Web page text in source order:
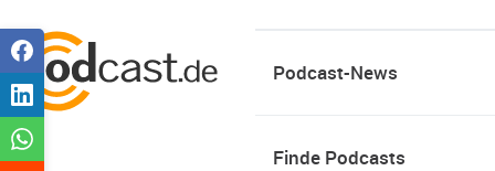
Podcast-News
Finde Podcasts